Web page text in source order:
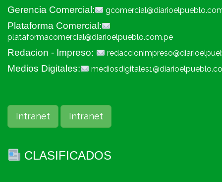
Gerencia Comercial:
Plataforma Comercial:
plataformacomercial@diarioelpueblo.com.pe
Redacion - Impreso:
Medios Digitales:
Intranet Intranet
CLASIFICADOS